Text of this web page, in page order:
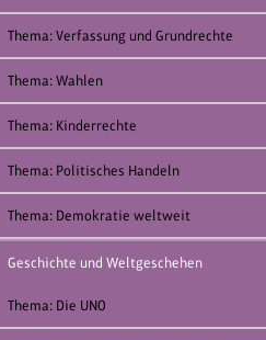
Thema: Verfassung und Grundrechte
Thema: Wahlen
Thema: Kinderrechte
Thema: Politisches Handeln
Thema: Demokratie weltweit
Geschichte und Weltgeschehen
Thema: Die UNO